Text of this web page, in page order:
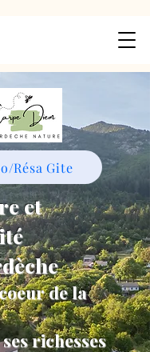
Résa Gite
et
de la
richesses